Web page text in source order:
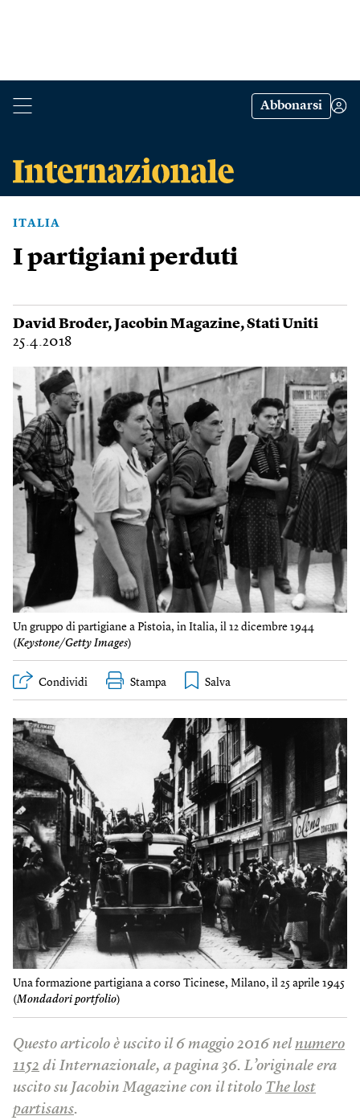
Abbonarsi
ITALIA
I partigiani perduti
David Broder,Jacobin Magazine,Stati Uniti
25.4.2018
Un gruppo di partigiane a Pistoia, in Italia, il 12 dicembre 1944
(Keystone/Getty Images)
Condividi Stampa
Una formazione partigiana a corso Ticinese, Milano, il 25 aprile 1945
(Mondadori portfolio)
Questo articolo è uscito il 6 maggio 2016 nel numero
1152 di Internazionale, a pagina 36. L’originale era
uscito su Jacobin Magazine con il titolo The lost
partisans.